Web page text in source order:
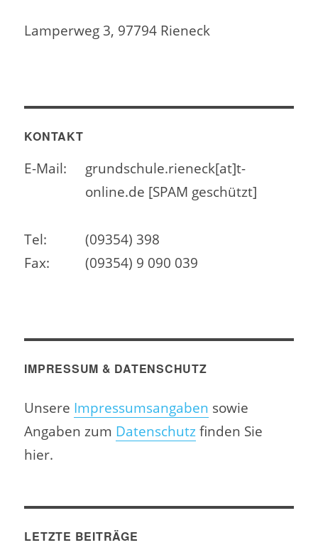
Lamperweg 3, 97794 Rieneck
KONTAKT
E-Mail:
grundschule.rieneck[at]t-
online.de [SPAM geschützt]
Tel:
(09354) 398
Fax:
(09354) 9 090 039
IMPRESSUM & DATENSCHUTZ
Unsere Impressumsangaben sowie
Angaben zum Datenschutzfinden Sie
hier.
LETZTE BEITRÄGE